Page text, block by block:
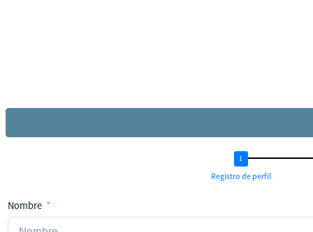
Registro de perfil
Nombre